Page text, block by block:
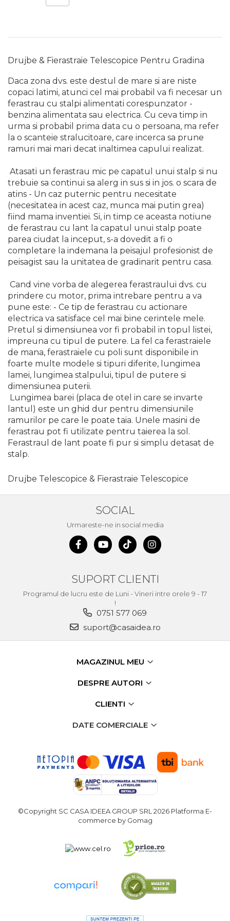
Drujbe & Fierastraie Telescopice Pentru Gradina
Daca zona dvs. este destul de mare si are niste
copaci latimi, atunci cel mai probabil va fi necesar un
ferastrau cu stalpi alimentati corespunzator -
benzina alimentata sau electrica. Cu ceva timp in
urma si probabil prima data cu o persoana, ma refer
la o scanteie stralucitoare, care incerca sa prune
ramuri mai mari decat inaltimea capului realizat.
Atasati un ferastrau mic pe capatul unui stalp si nu
trebuie sa continui sa alerg in sus si in jos. o scara de
atins - Un caz puternic pentru necesitate
(necesitatea in acest caz, munca mai putin grea)
fiind mama inventiei. Si, in timp ce aceasta notiune
de ferastrau cu lant la capatul unui stalp poate
parea ciudat la inceput, s-a dovedit a fi o
completare la indemana la peisajul profesionist de
peisagist sau la unitatea de gradinarit pentru casa.
Cand vine vorba de alegerea ferastraului dvs. cu
prindere cu motor, prima intrebare pentru a va
pune este: - Ce tip de ferastrau cu actionare
electrica va satisface cel mai bine cerintele mele.
Pretul si dimensiunea vor fi probabil in topul listei,
impreuna cu tipul de putere. La fel ca ferastraiele
de mana, ferastraiele cu poli sunt disponibile in
foarte multe modele si tipuri diferite, lungimea
lamei, lungimea stalpului, tipul de putere si
dimensiunea puterii.
Lungimea barei (placa de otel in care se invarte
lantul) este un ghid dur pentru dimensiunile
ramurilor pe care le poate taia. Unele masini de
ferastrau pot fi utilizate pentru taierea la sol.
Ferastraul de lant poate fi pur si simplu detasat de
stalp.
Drujbe Telescopice & Fierastraie Telescopice
SOCIAL
Urmareste-ne in social media
SUPORT CLIENTI
Programul de lucru este de Luni - Vineri intre orele 9 - 17
!
0751 577 069
suport@casaidea.ro
MAGAZINUL MEU
DESPRE AUTORI
CLIENTI
DATE COMERCIALE
©Copyright SC CASA IDEEA GROUP SRL 2026 Platforma E-
commerce by Gomag